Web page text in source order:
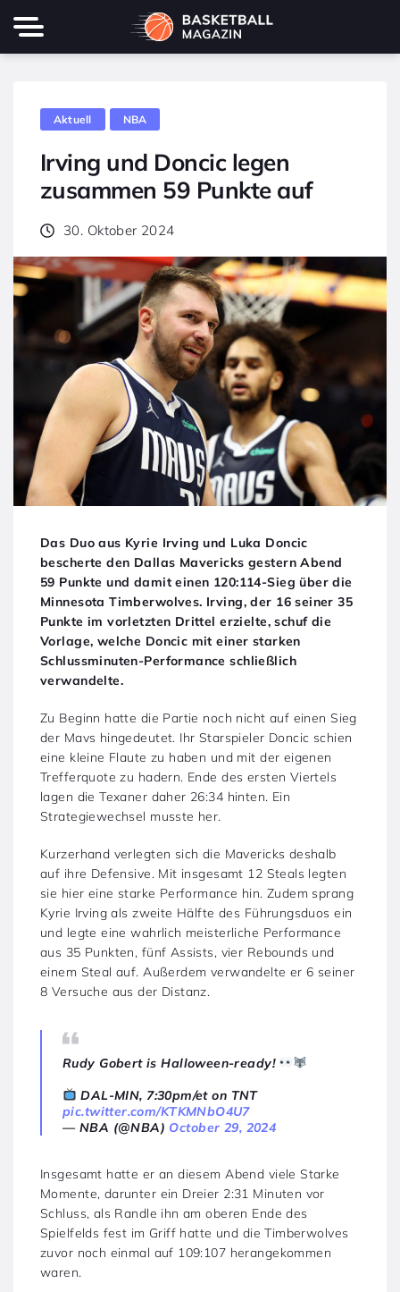
Aktuell NBA
Irving und Doncic legen
zusammen 59 Punkte auf
30. Oktober 2024
Das Duo aus Kyrie Irving und Luka Doncic
bescherte den Dallas Mavericks gestern Abend
59 Punkte und damit einen 120:114-Sieg über die
Minnesota Timberwolves. Irving, der 16 seiner 35
Punkte im vorletzten Drittel erzielte, schuf die
Vorlage, welche Doncic mit einer starken
Schlussminuten-Performance schließlich
verwandelte.
Zu Beginn hatte die Partie noch nicht auf einen Sieg
der Mavs hingedeutet. Ihr Starspieler Doncic schien
eine kleine Flaute zu haben und mit der eigenen
Trefferquote zu hadern. Ende des ersten Viertels
lagen die Texaner daher 26:34 hinten. Ein
Strategiewechsel musste her.
Kurzerhand verlegten sich die Mavericks deshalb
auf ihre Defensive. Mit insgesamt 12 Steals legten
sie hier eine starke Performance hin. Zudem sprang
Kyrie Irving als zweite Hälfte des Führungsduos ein
und legte eine wahrlich meisterliche Performance
aus 35 Punkten, fünf Assists, vier Rebounds und
einem Steal auf. Außerdem verwandelte er 6 seiner
8 Versuche aus der Distanz.
Rudy Gobert is Halloween-ready!
DAL-MIN, 7:30pm/et on TNT
pic.twitter.com/KTKMNbO4U7
— NBA (@NBA) October 29, 2024
Insgesamt hatte er an diesem Abend viele Starke
Momente, darunter ein Dreier 2:31 Minuten vor
Schluss, als Randle ihn am oberen Ende des
Spielfelds fest im Griff hatte und die Timberwolves
zuvor noch einmal auf 109:107 herangekommen
waren.